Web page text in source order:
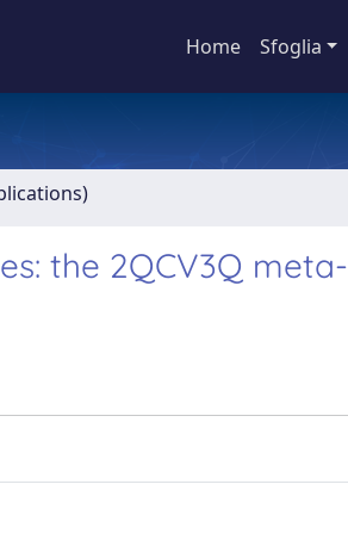
Home Sfoglia
the 2QCV3Q meta-